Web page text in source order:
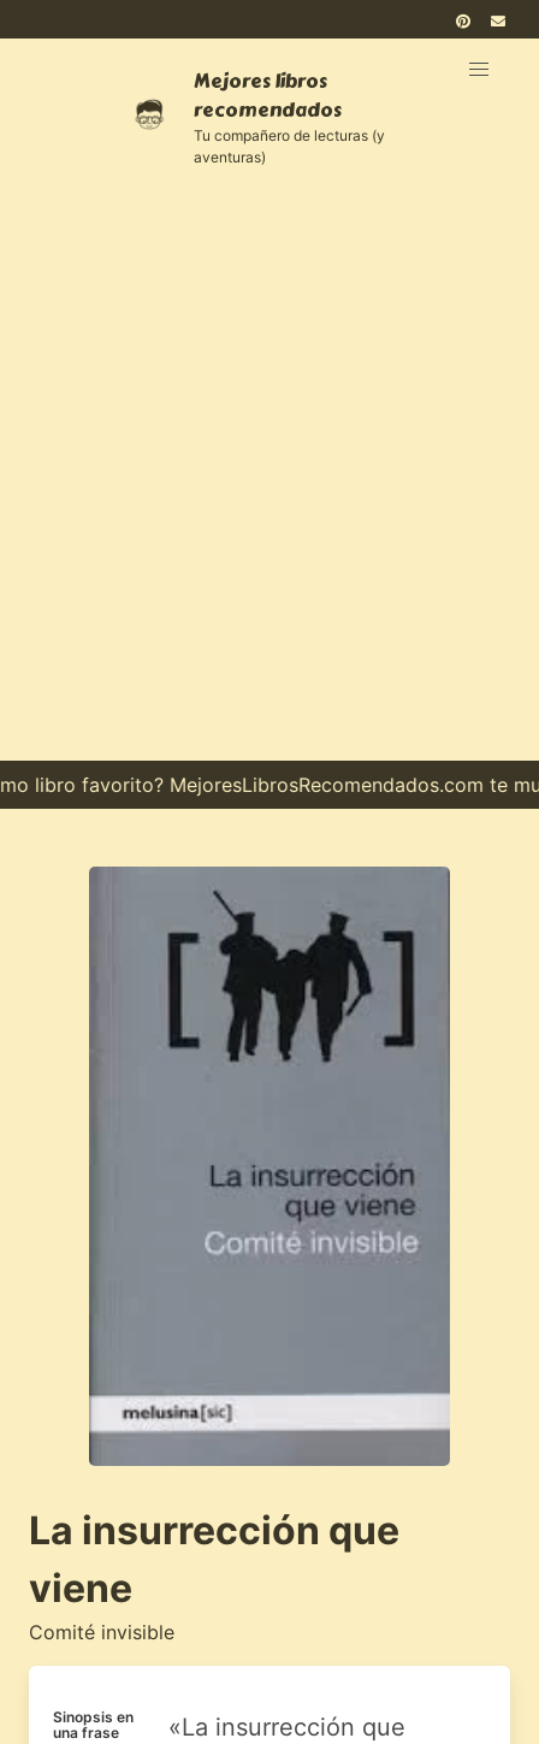
Mejores libros
recomendados
Tu compañero de lecturas (y
aventuras)
favorito? MejoresLibrosRecomendados.com te
La insurrección que
viene
Comité invisible
Sinopsis en
una frase
«La insurrección que